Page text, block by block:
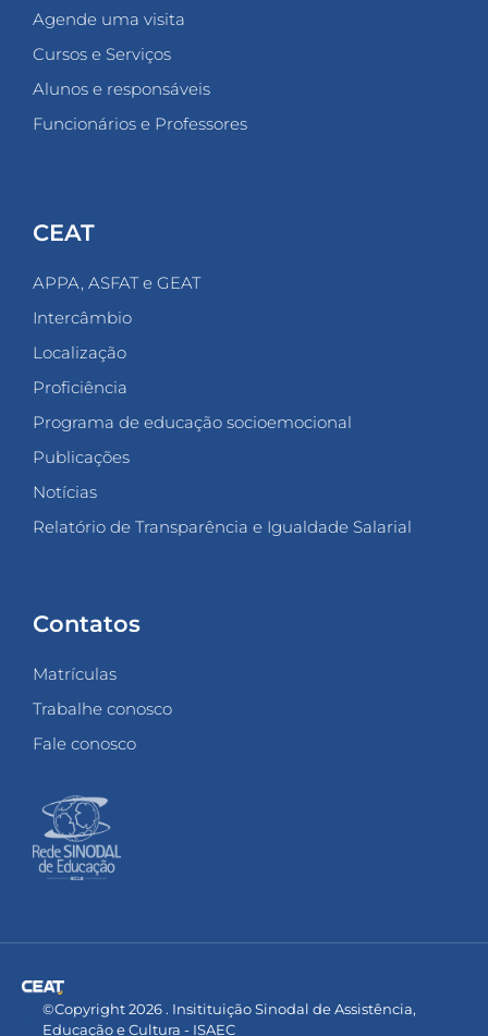
Agende uma visita
Cursos e Serviços
Alunos e responsáveis
Funcionários e Professores
CEAT
APPA, ASFAT e GEAT
Intercâmbio
Localização
Proficiência
Programa de educação socioemocional
Publicações
Notícias
Relatório de Transparência e Igualdade Salarial
Contatos
Matrículas
Trabalhe conosco
Fale conosco
©Copyright 2026 . Insitituição Sinodal de Assistência,
Educação e Cultura - ISAEC